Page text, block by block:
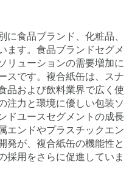
食品ブランド、化粧品、
ます。食品ブランドセグメ
リューションの需要増加に
スです。複合紙缶は、スナ
品および飲料業界で広く使
注力と環境に優しい包装ソ
ドユースセグメントの成長
エンドやプラスチックエン
発が、複合紙缶の機能性と
採用をさらに促進していま